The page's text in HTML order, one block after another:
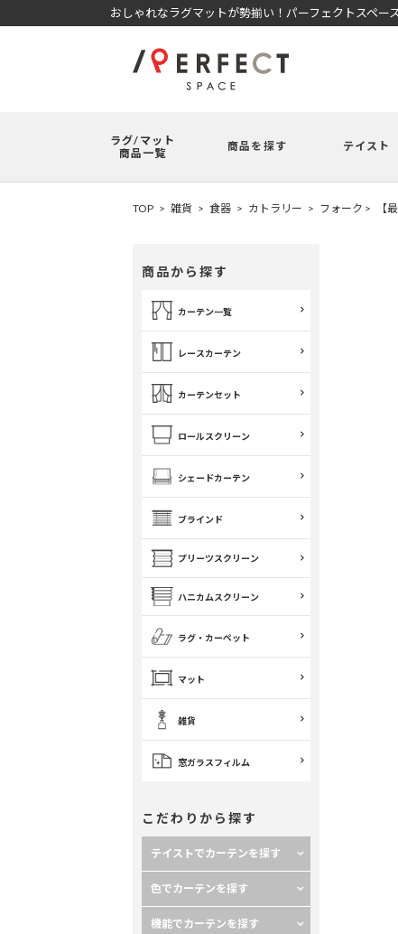
おしゃれなラグマットが勢揃い！パーフェクトスペー
ラグ/マット
商品一覧
商品を探す テイスト
TOP 雑貨 食器 カトラリー フォーク 【
商品から探す
カーテン一覧
レースカーテン
カーテンセット
ロールスクリーン
シェードカーテン
ブラインド
プリーツスクリーン
ハニカムスクリーン
ラグ・カーペット
マット
雑貨
窓ガラスフィルム
こだわりから探す
テイストでカーテンを探す
色でカーテンを探す
機能でカーテンを探す